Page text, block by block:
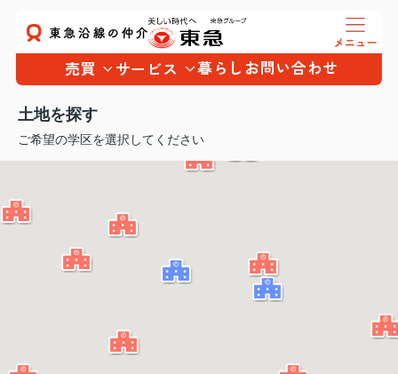
売買 サービス 暮らし お問い合わせ
土地を探す
ご希望の学区を選択してください